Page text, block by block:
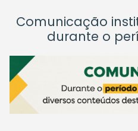
Comunicação
durante o